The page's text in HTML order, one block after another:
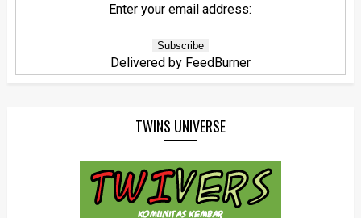
Enter your email address:
Delivered by FeedBurner
TWINS UNIVERSE